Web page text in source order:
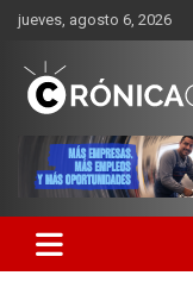
Saltar
contenido
jueves, agosto 6, 2026